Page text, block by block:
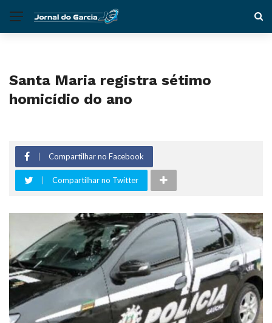
Santa Maria registra sétimo
homicídio do ano
Compartilhar no Facebook
Compartilhar no Twitter